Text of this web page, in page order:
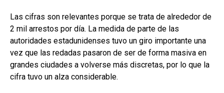
Las cifras son relevantes porque se trata de alrededor de
2 mil arrestos por día. La medida de parte de las
autoridades estadunidenses tuvo un giro importante una
vez que las redadas pasaron de ser de forma masiva en
grandes ciudades a volverse más discretas, por lo que la
cifra tuvo un alza considerable.